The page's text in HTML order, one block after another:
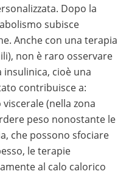
Dopo la
subisce
Anche con una terapia
non è raro osservare
cioè una
contribuisce a:
(nella zona
peso nonostante le
che possono sfociare
le terapie
al calo calorico